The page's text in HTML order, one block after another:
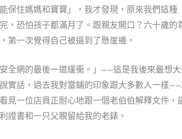
保住媽媽和寶寶」，我才發現，原來我們這
，恐怕孩子都滿月了。跟親友開口？六十歲
第一次覺得自己被逼到了懸崖邊。
全網的最後一道緩衝。」——這是我後來最想大
實話，過去我對當鋪的印象跟大多數人一樣
見一位店員正耐心地跟一個老伯伯解釋文件
證書和一只父親留給我的老錶。